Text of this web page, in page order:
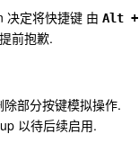
决定将快捷键 由 Alt +
前抱歉.
部分按键模拟操作.
以待后续启用.